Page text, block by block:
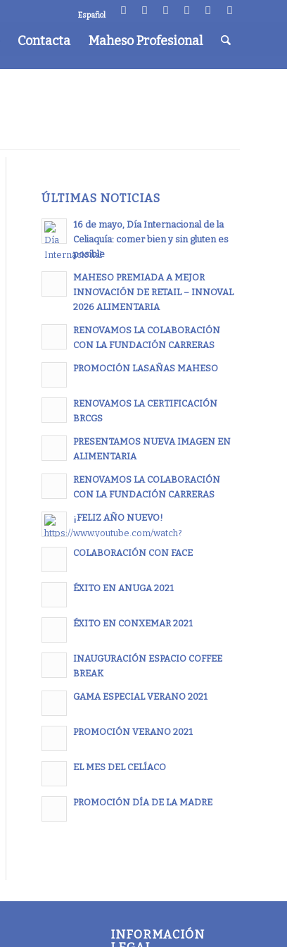
Español
Contacta Maheso Profesional
ÚLTIMAS NOTICIAS
16 de mayo, Día Internacional de la
Celiaquía: comer bien y sin gluten es
posible
MAHESO PREMIADA A MEJOR
INNOVACIÓN DE RETAIL – INNOVAL
2026 ALIMENTARIA
RENOVAMOS LA COLABORACIÓN
CON LA FUNDACIÓN CARRERAS
PROMOCIÓN LASAÑAS MAHESO
RENOVAMOS LA CERTIFICACIÓN
BRCGS
PRESENTAMOS NUEVA IMAGEN EN
ALIMENTARIA
RENOVAMOS LA COLABORACIÓN
CON LA FUNDACIÓN CARRERAS
¡FELIZ AÑO NUEVO!
COLABORACIÓN CON FACE
ÉXITO EN ANUGA 2021
ÉXITO EN CONXEMAR 2021
INAUGURACIÓN ESPACIO COFFEE
BREAK
GAMA ESPECIAL VERANO 2021
PROMOCIÓN VERANO 2021
EL MES DEL CELÍACO
PROMOCIÓN DÍA DE LA MADRE
INFORMACIÓN